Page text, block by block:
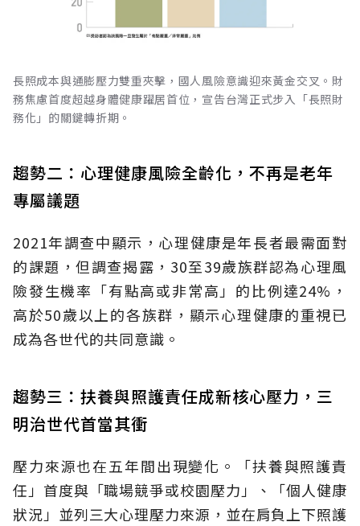
長照成本與通膨壓力雙重夾擊，國人風險意識迎來黃金交叉。財
務焦慮首度超越身體健康躍居首位，宣告台灣正式步入「長照財
務化」的關鍵轉折期。
趨勢二：心理健康風險全齡化，不再是老年
專屬議題
2021年調查中顯示，心理健康是年長者最需面對
的課題，但調查揭露，30至39歲族群認為心理風
險發生機率「有點高或非常高」的比例達24%，
高於50歲以上的各族群，顯示心理健康的重視已
成為各世代的共同意識。
趨勢三：扶養與照護責任成新核心壓力，三
明治世代首當其衝
壓力來源也在五年間出現變化。「扶養與照護責
任」首度與「職場競爭或校園壓力」、「個人健康
狀況」並列三大心理壓力來源，並在肩負上下照護